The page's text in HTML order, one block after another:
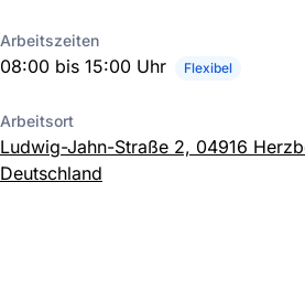
Arbeitszeiten
08:00 bis 15:00 Uhr Flexibel
Arbeitsort
Ludwig-Jahn-Straße 2, 04916
Deutschland